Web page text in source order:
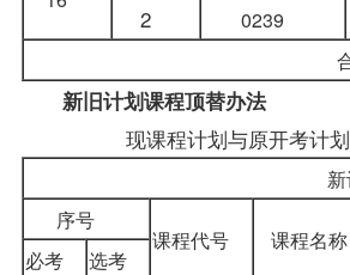
2 0239
新旧计划课程顶替办法
现课程计划与原开考计划
序号
课程代号 课程名
必考
选考